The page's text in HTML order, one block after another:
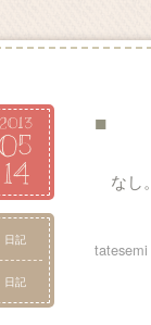
2013
05
14
■
日記
日記
なし。
tatesemi